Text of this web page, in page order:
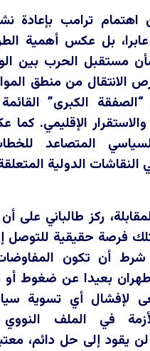
اهتمام ترامب بإعادة
عابرا، بل عكس أهمية
مستقبل الحرب بين
الانتقال من منطق
الكبرى”
والاستقرار الإقليمي.
المتصاعد
النقاشات الدولية
ركز طالباني على
فرصة حقيقية للتوصل
شرط أن تكون
بعيدا عن ضغوط أو
لإفشال أي تسوية
في الملف
لن يقود إلى حل دائم،